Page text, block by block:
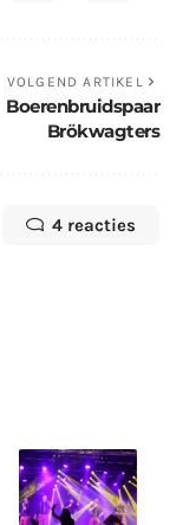
VOLGEND ARTIKEL
Boerenbruidspaar
Brökwagters
4 reacties